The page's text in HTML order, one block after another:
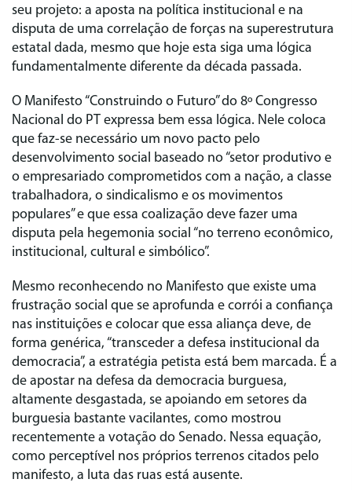
seu projeto: a aposta na política institucional e na
disputa de uma correlação de forças na superestrutura
estatal dada, mesmo que hoje esta siga uma lógica
fundamentalmente diferente da década passada.
O Manifesto “Construindo o Futuro” do 8º Congresso
Nacional do PT expressa bem essa lógica. Nele coloca
que faz-se necessário um novo pacto pelo
desenvolvimento social baseado no “setor produtivo e
o empresariado comprometidos com a nação, a classe
trabalhadora, o sindicalismo e os movimentos
populares” e que essa coalização deve fazer uma
disputa pela hegemonia social “no terreno econômico,
institucional, cultural e simbólico”.
Mesmo reconhecendo no Manifesto que existe uma
frustração social que se aprofunda e corrói a confiança
nas instituições e colocar que essa aliança deve, de
forma genérica, “transceder a defesa institucional da
democracia”, a estratégia petista está bem marcada. É a
de apostar na defesa da democracia burguesa,
altamente desgastada, se apoiando em setores da
burguesia bastante vacilantes, como mostrou
recentemente a votação do Senado. Nessa equação,
como perceptível nos próprios terrenos citados pelo
manifesto, a luta das ruas está ausente.